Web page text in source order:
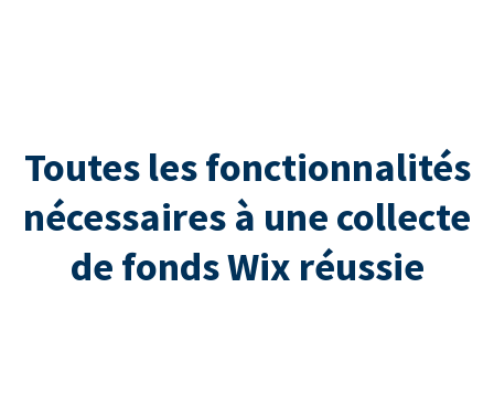
Toutes les fonctionnalités
nécessaires à une collecte
de fonds Wix réussie